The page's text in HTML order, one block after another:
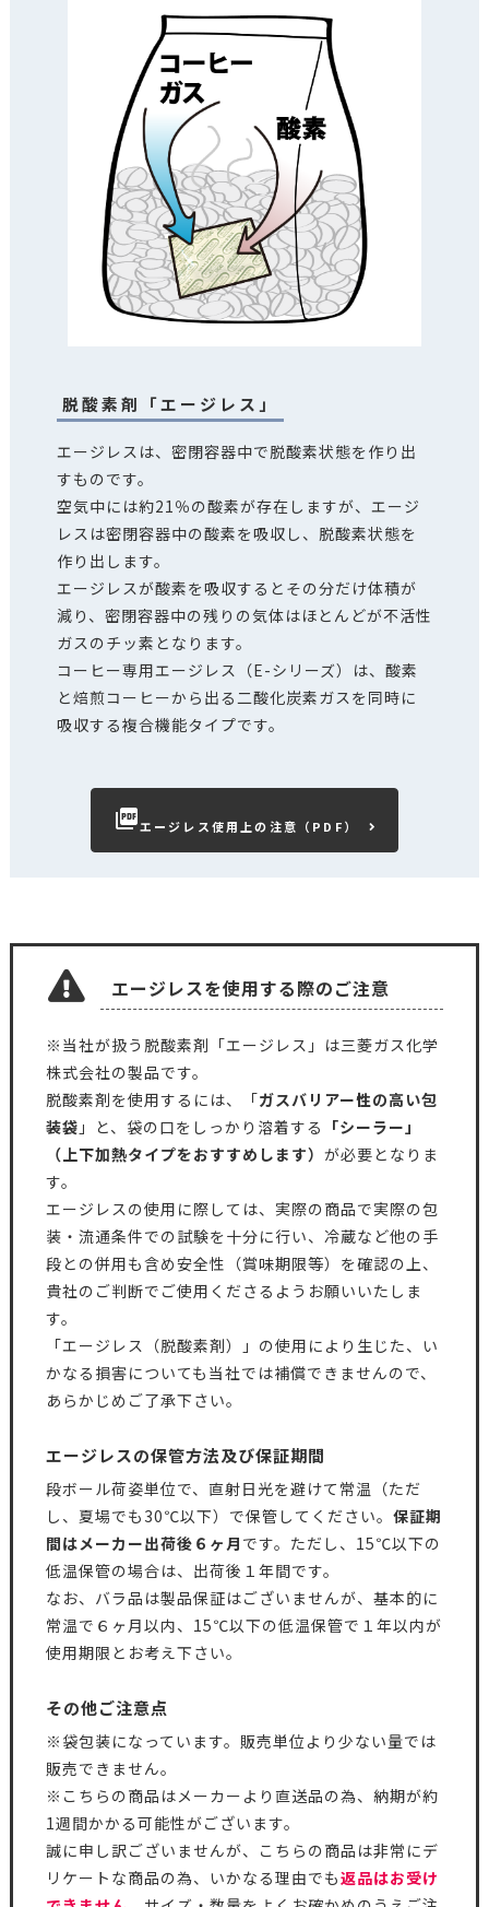
脱酸素剤「エージレス」
エージレスは、密閉容器中で脱酸素状態を作り出
すものです。
空気中には約21％の酸素が存在しますが、エージ
レスは密閉容器中の酸素を吸収し、脱酸素状態を
作り出します。
エージレスが酸素を吸収するとその分だけ体積が
減り、密閉容器中の残りの気体はほとんどが不活性
ガスのチッ素となります。
コーヒー専用エージレス（E-シリーズ）は、酸素
と焙煎コーヒーから出る二酸化炭素ガスを同時に
吸収する複合機能タイプです。
picture_as_pdfエージレス使用上の注意（PDF）
エージレスを使用する際のご注意
※当社が扱う脱酸素剤「エージレス」は三菱ガス化学
株式会社の製品です。
脱酸素剤を使用するには、「ガスバリアー性の高い包
装袋 」と、袋の口をしっかり溶着する 「シーラー」
（上下加熱タイプをおすすめします） が必要となりま
す。
エージレスの使用に際しては、実際の商品で実際の包
装・流通条件での試験を十分に行い、冷蔵など他の手
段との併用も含め安全性（賞味期限等）を確認の上、
貴社のご判断でご使用くださるようお願いいたしま
す。
「エージレス（脱酸素剤）」の使用により生じた、い
かなる損害についても当社では補償できませんので、
あらかじめご了承下さい。
エージレスの保管方法及び保証期間
段ボール荷姿単位で、直射日光を避けて常温（ただ
し、夏場でも30℃以下）で保管してください。 保証期
間はメーカー出荷後６ヶ月 です。ただし、15℃以下の
低温保管の場合は、出荷後１年間です。
なお、バラ品は製品保証はございませんが、基本的に
常温で６ヶ月以内、15℃以下の低温保管で１年以内が
使用期限とお考え下さい。
その他ご注意点
※袋包装になっています。販売単位より少ない量では
販売できません。
※こちらの商品はメーカーより直送品の為、納期が約
1週間かかる可能性がございます。
誠に申し訳ございませんが、こちらの商品は非常にデ
リケートな商品の為、いかなる理由でも返品はお受け